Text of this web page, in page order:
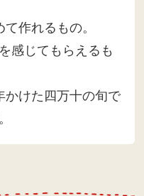
作れるもの。
感じてもらえるも
かけた四万十の旬で